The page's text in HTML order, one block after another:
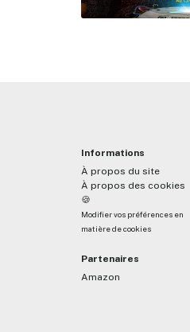
Informations
À propos du site
À propos des cookies
🍪
Modifier vos préférences en
matière de cookies
Partenaires
Amazon